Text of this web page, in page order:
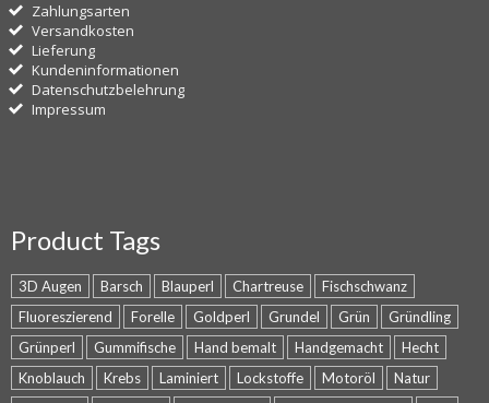
Zahlungsarten
Versandkosten
Lieferung
Kundeninformationen
Datenschutzbelehrung
Impressum
Product Tags
3D Augen Barsch Blauperl Chartreuse
Fischschwanz
Fluoreszierend
Forelle Goldperl Grundel Grün
Gründling
Grünperl
Gummifische Hand bemalt Handgemacht
Hecht
Knoblauch
Krebs Laminiert Lockstoffe Motoröl
Natur